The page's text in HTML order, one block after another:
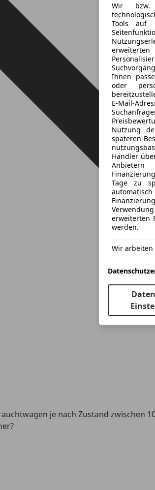
je nach Zustand zwischen
Wir bzw.
Tools auf
Ihnen
oder
E-Mail-
Nutzung
späteren
Händler
Tage zu
erweiterten
werden.
Wir arbeiten